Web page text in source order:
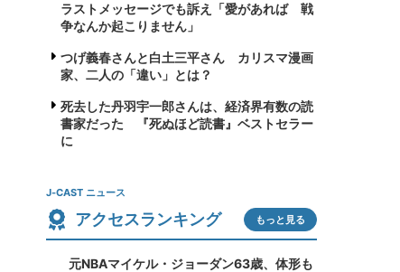
ラストメッセージでも訴え「愛があれば 戦
争なんか起こりません」
つげ義春さんと白土三平さん カリスマ漫画
家、二人の「違い」とは？
死去した丹羽宇一郎さんは、経済界有数の読
書家だった 『死ぬほど読書』ベストセラー
に
J-CAST ニュース
アクセスランキング もっと見る
元NBAマイケル・ジョーダン63歳、体形も